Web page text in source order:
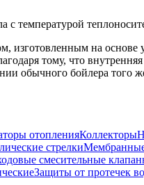
с температурой
изготовленным на
тому, что
обычного бойлера того
отопленияКоллекторы
стрелки
смесительные
Защиты от протечек